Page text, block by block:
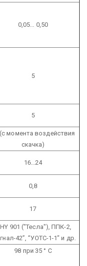
0,05... 0,50
5
5
момента воздействия
скачка)
16...24
0,8
17
901 ("Тесла"), ППК-2,
42”, “УОТС-1-1” и др.
98 при 35 ° С